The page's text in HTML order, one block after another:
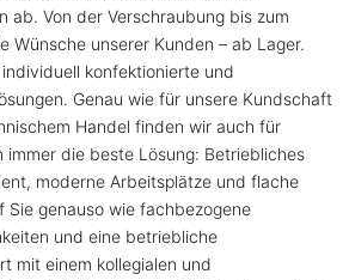
ab. Von der Verschraubung bis zum
Wünsche unserer Kunden – ab Lager.
konfektionierte und
Genau wie für unsere Kundschaft
Handel finden wir auch für
immer die beste Lösung: Betriebliches
moderne Arbeitsplätze und flache
Sie genauso wie fachbezogene
und eine betriebliche
mit einem kollegialen und